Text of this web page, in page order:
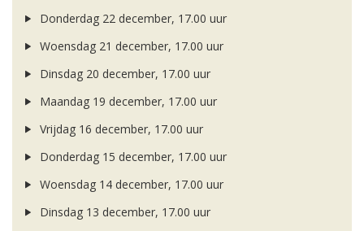
Donderdag 22 december, 17.00 uur
Woensdag 21 december, 17.00 uur
Dinsdag 20 december, 17.00 uur
Maandag 19 december, 17.00 uur
Vrijdag 16 december, 17.00 uur
Donderdag 15 december, 17.00 uur
Woensdag 14 december, 17.00 uur
Dinsdag 13 december, 17.00 uur